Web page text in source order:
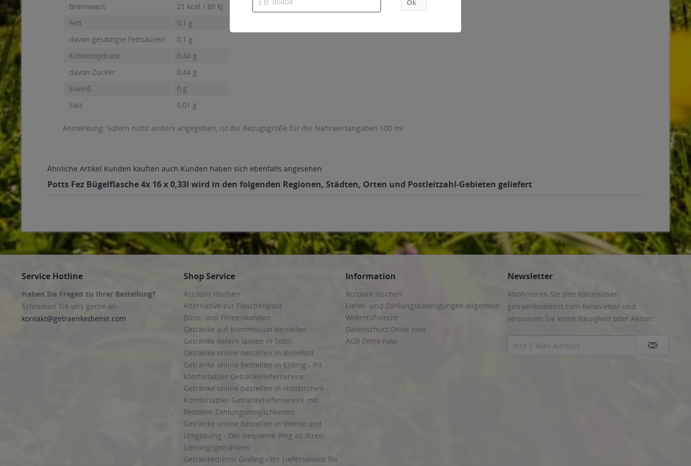
Brennwert
21 kcal / 89 kJ
Fett
0,1 g
davon gesättigte Fettsäuren
0,1 g
Kohlenhydrate
0,44 g
davon Zucker
0,44 g
Eiweiß
0 g
Salz
0,01 g
Anmerkung: Sofern nicht anders angegeben, ist die Bezugsgröße für die Nährwertangaben 100 ml
Ähnliche Artikel Kunden kauften auch Kunden haben sich ebenfalls angesehen
Potts Fez Bügelflasche 4x 16 x 0,33l wird in den folgenden Regionen, Städten, Orten und Postleitzahl-Gebieten geliefert
Service Hotline
Haben Sie Fragen zu Ihrer Bestellung?
Schreiben Sie uns gerne an
kontakt@getraenkedienst.com
Shop Service
Account löschen
Alternative zur Flaschenpost
Büro- und Firmenkunden
Getränke auf Kommission bestellen
Getränke liefern lassen in Solln
Getränke online bestellen in Bielefeld
Getränke online bestellen in Erding - Ihr
komfortabler Getränkelieferservice
Getränke online bestellen in Holzkirchen -
Komfortabler Getränkelieferservice mit
flexiblen Zahlungsmöglichkeiten
Getränke online bestellen in Werne und
Umgebung - Der bequeme Weg zu Ihren
Lieblingsgetränken
Getränkedienst Grafing - Ihr Lieferservice für
Information
Account löschen
Liefer- und Zahlungsbedingungen allgemein
Widerrufsrecht
Datenschutz Drink now
AGB Drink now
Newsletter
Abonnieren Sie den kostenlosen
getraenkedienst.com-Newsletter und
verpassen Sie keine Neuigkeit oder Aktion.